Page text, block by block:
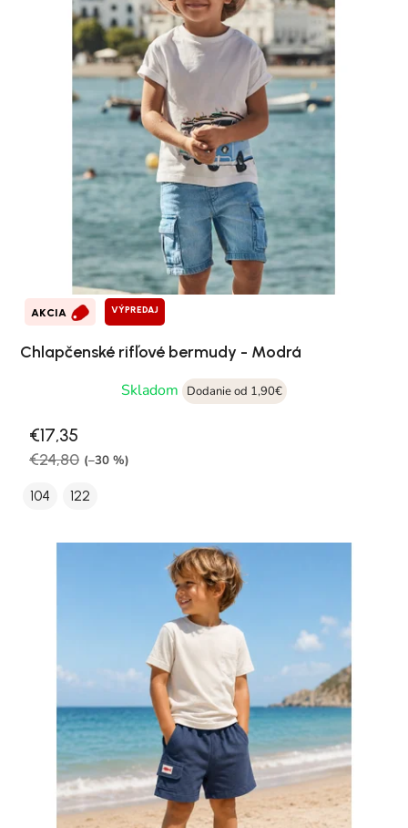
AKCIA VÝPREDAJ
Chlapčenské rifľové bermudy - Modrá
Skladom
Dodanie od 1,90€
€17,35
€24,80 (–30 %)
104 122